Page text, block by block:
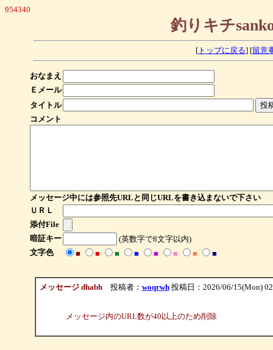
954340
釣りキチ
[ トップに戻る] [留意
おなまえ
Ｅメール
タイトル
コメント
メッセージ中には参照先URLと同じURLを書き込まないで下さい
ＵＲＬ
添付File
暗証キー
(英数字で8文字以内)
文字色
■ ■ ■ ■ ■ ■ ■ ■
メッセージ dhabh投稿者： woqrwh 投稿日：2026/06/15(Mon)
メッセージ内のURL数が40以上のため削除